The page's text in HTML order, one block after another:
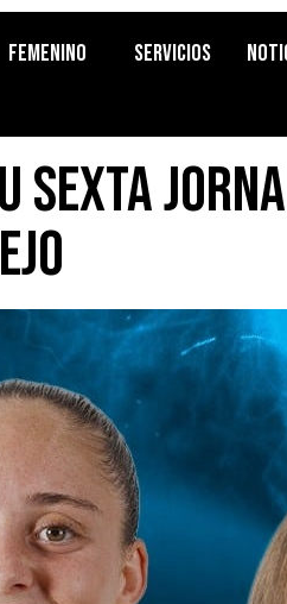
Femenino Servicios
sexta